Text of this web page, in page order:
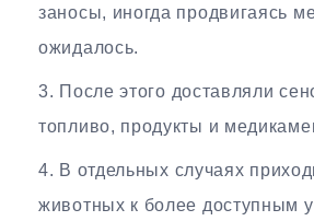
заносы, иногда продвигаясь
ожидалось.
После этого доставляли
топливо, продукты и
В отдельных случаях
животных к более доступным